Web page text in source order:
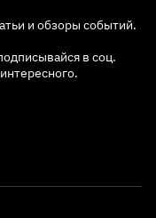
и обзоры событий.
в соц.